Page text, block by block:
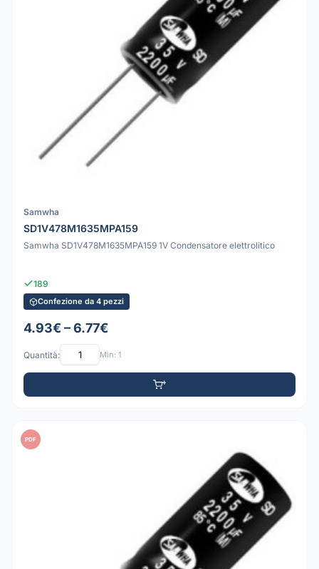
Samwha
SD1V478M1635MPA159
Samwha SD1V478M1635MPA159 1V Condensatore elettrolitico
189
Confezione da 4 pezzi
4.93€ – 6.77€
Quantità: Min: 1
PDF